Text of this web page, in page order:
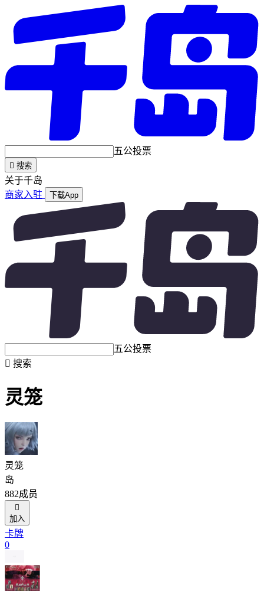
五公投票
 搜索
关于千岛
商家入驻
下载App
五公投票
 搜索
灵笼
灵笼
岛
882成员

加入
卡牌
0